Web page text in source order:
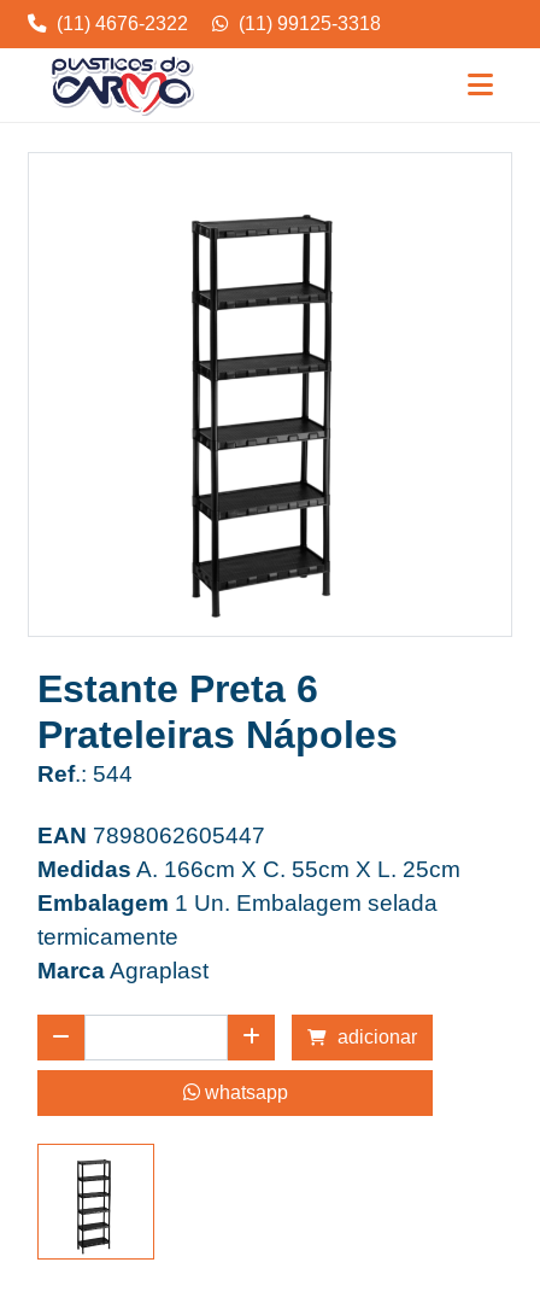
(11) 4676-2322 (11) 99125-3318
Estante Preta 6
Prateleiras Nápoles
Ref.: 544
EAN 7898062605447
Medidas A. 166cm X C. 55cm X L. 25cm
Embalagem 1 Un. Embalagem selada
termicamente
MarcaAgraplast
adicionar
whatsapp